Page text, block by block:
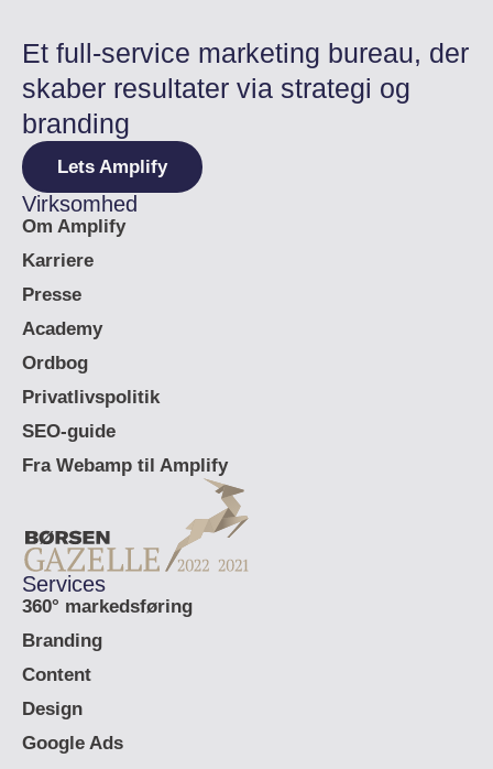
Et full-service marketing bureau, der
skaber resultater via strategi og
branding
Lets Amplify
Virksomhed
Om Amplify
Karriere
Presse
Academy
Ordbog
Privatlivspolitik
SEO-guide
Fra Webamp til Amplify
Services
360° markedsføring
Branding
Content
Design
Google Ads